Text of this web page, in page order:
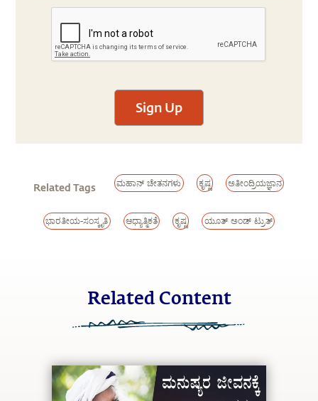
Sign Up
Related Tags ಮಹಾನ್ ಚೇತನಗಳು ಕೃಷ್ಣ ಅತೀಂದ್ರಿಯಜ್ಞಾನ
ಭಾರತೀಯ-ಸಂಸ್ಕೃತಿ ಆಧ್ಯಾತ್ಮಿಕತೆ ಕೃಷ್ಣ ಯೂತ್ ಅಂಡ್ ಟ್ರುತ್
Related Content